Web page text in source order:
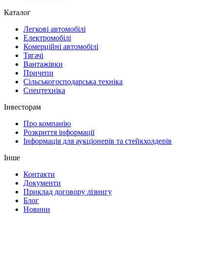
Каталог
Легкові автомобілі
Електромобілі
Комерційні автомобілі
Тягачі
Вантажівки
Причепи
Сільськогосподарська техніка
Спецтехніка
Інвесторам
Про компанію
Розкриття інформації
Інформація для аукціонерів та стейкхолдерів
Інше
Контакти
Документи
Приклад договору лізингу
Блог
Новини